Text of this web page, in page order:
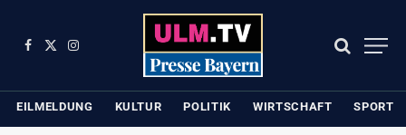
Facebook
X
Instagram
EILMELDUNG KULTUR POLITIK WIRTSCHAFT SPORT